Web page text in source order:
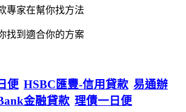
專家在幫你找方法
找到適合你的方案
便 HSBC匯豐-信用貸款 易通辦
金融貸款 理債一日便